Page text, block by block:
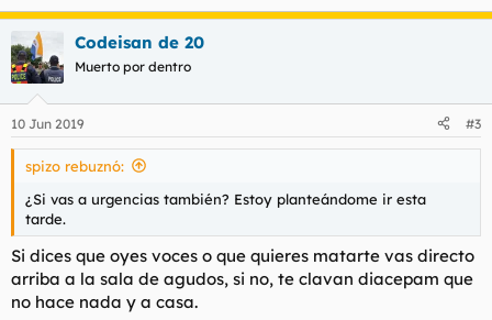
Codeisan de 20
Muerto por dentro
10 Jun 2019 #3
spizo rebuznó:
¿Si vas a urgencias también? Estoy planteándome ir esta
tarde.
Si dices que oyes voces o que quieres matarte vas directo
arriba a la sala de agudos, si no, te clavan diacepam que
no hace nada y a casa.